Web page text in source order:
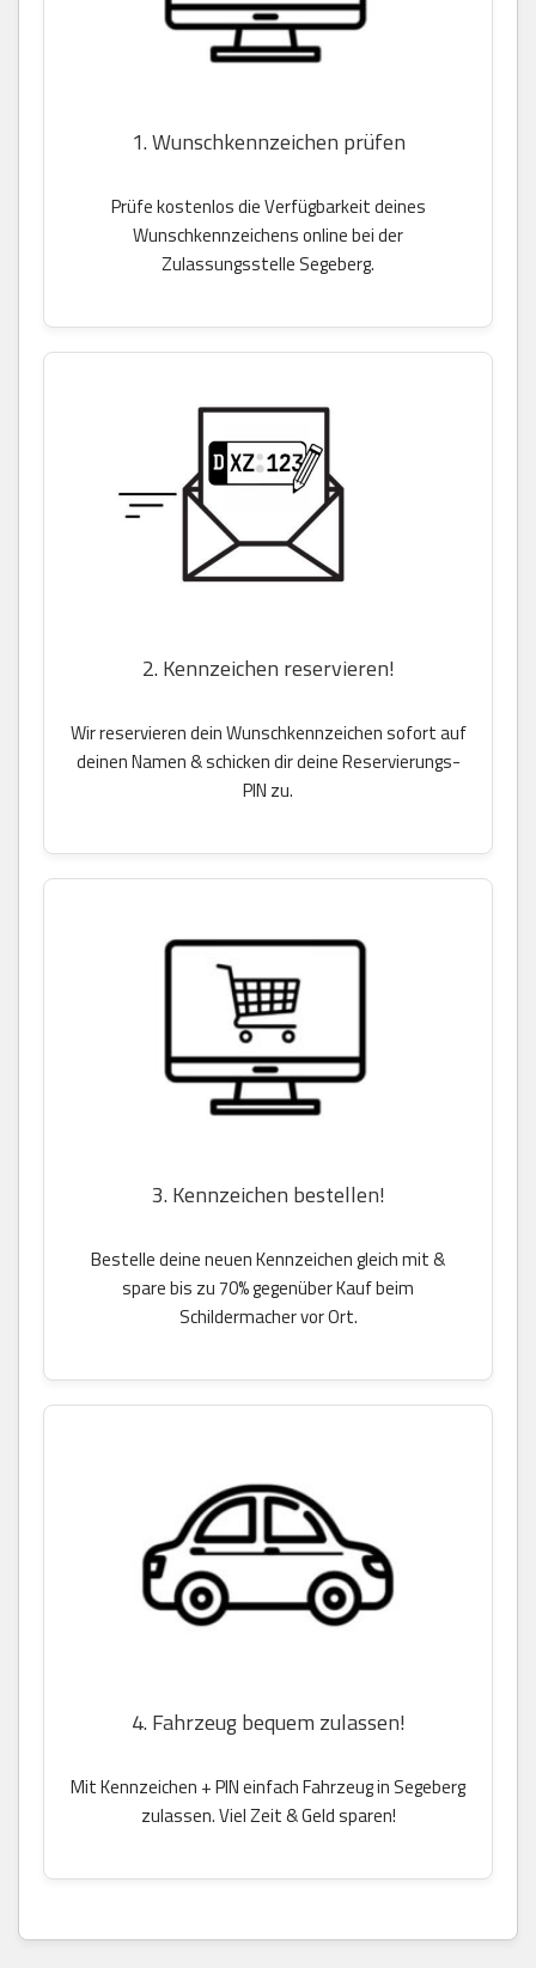
1. Wunschkennzeichen prüfen
Prüfe kostenlos die Verfügbarkeit deines
Wunschkennzeichens online bei der
Zulassungsstelle Segeberg.
2. Kennzeichen reservieren!
Wir reservieren dein Wunschkennzeichen sofort auf
deinen Namen & schicken dir deine Reservierungs-
PIN zu.
3. Kennzeichen bestellen!
Bestelle deine neuen Kennzeichen gleich mit &
spare bis zu 70% gegenüber Kauf beim
Schildermacher vor Ort.
4. Fahrzeug bequem zulassen!
Mit Kennzeichen + PIN einfach Fahrzeug in Segeberg
zulassen. Viel Zeit & Geld sparen!